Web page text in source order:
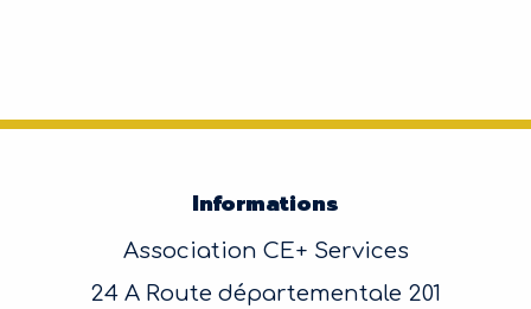
Informations
Association CE+ Services
24 A Route départementale 201